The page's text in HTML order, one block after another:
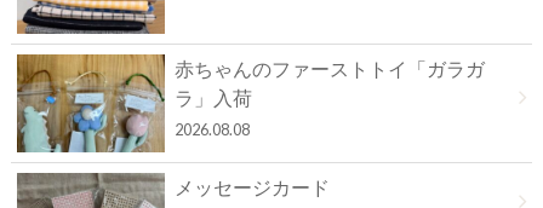
赤ちゃんのファーストトイ「ガラガ
ラ」入荷
2026.08.08
メッセージカード